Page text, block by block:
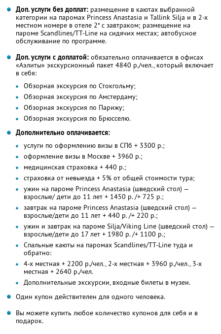
Доп. услуги без доплат: размещение в каютах выбранной
категории на паромах Princess Anastasia и Tallink Silja и в 2-х
местном номере в отеле 2* с завтраком; размещение на
пароме Scandlines/TT-Line на сидячих местах; автобусное
обслуживание по программе.
Доп. услуги с доплатой: обязательно оплачивается в офисах
«Аэлиты» экскурсионный пакет 4840 р./чел., который включает
в себя:
Обзорная экскурсия по Стокгольму;
Обзорная экскурсия по Амстердаму;
Обзорная экскурсия по Парижу;
Обзорная экскурсия по Брюсселю.
Дополнительно оплачивается:
услуги по оформлению визы в СПб + 3300 р.;
оформление визы в Москве + 3960 р.;
медицинская страховка + 440 р.;
страховка от невыезда + 5% от общей стоимости тура;
ужин на пароме Princess Anastasia (шведский стол) —
взрослые/ дети до 11 лет + 1450 р. /+ 725 р.;
завтрак на пароме Princess Anastasia (шведский стол) —
взрослые/дети до 11 лет + 440 р. /+ 220 р.;
ужин и завтрак на пароме Silja/Viking Line (шведский стол) —
взрослые/дети до 17 лет + 1980 р. /+ 1100 р.;
Спальные каюты на паромах Scandlines/TT-Line туда и
обратно:
4-х местная + 2200 р./чел., 2-х местная + 3960 р./чел., 3-х
местная + 2640 р./чел.
Дополнительные экскурсии, входные билеты в музеи.
Один купон действителен для одного человека.
Вы можете купить любое количество купонов для себя и в
подарок.